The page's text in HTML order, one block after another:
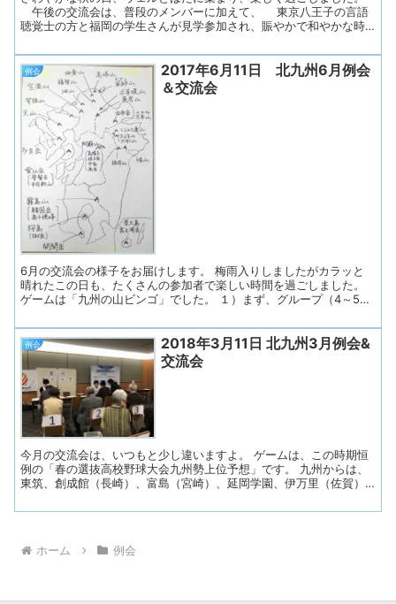
午後の交流会は、普段のメンバーに加えて、 東京八王子の言語
聴覚士の方と福岡の学生さんが見学参加され、賑やかで和やかな時
体を動かすゲームを楽しみました。 準備運動として「奇跡のスト
レッチ」でゆっくりと腕や上半身をほぐします。 そしていよい
よ「三つ子風船バレー」 机を囲むグループ（7人位）で協力し、
30秒で何回打てるかを競います。 今回は新方式「3個のゴム風
船を入れた透明ビニール袋」を打ちます。 少し重いので、結構
力を入れても高くは上がりません。 夢中になって思い切って打
って、いつの間にか大きな動きになっていました。 チームワー
クと健闘をたたえて拍手 (^_^)...
例会
2017年6月11日 北九州6月例会
＆交流会
6月の交流会の様子をお届けします。 梅雨入りしましたがカラッと
晴れたこの日も、たくさんの参加者で楽しい時間を過ごしました。
ゲームは「九州の山ビンゴ」でした。 １）まず、グループ（4～5
には思い出せません。 九州の主な山を書き入れた地図を用意して、
参考にして頂きました。 ２）８つの山を決めたら、カードに
１つずつ書きます。 ３）次に、ビンゴ用紙（縦4×横4＝16マス）の
マスの好きな場所に、 山の名前を2箇所ずつ書いて埋めていきま
す。 ４）16マス書き終えたら、8枚の山の名カードは、袋の中に集
めます。 ５）全部のグループが４）まで終えたところで、 袋に集め
た「山の名カード」を1枚ずつ、グループ代表者が順に引いていきま
す。 ６）自分達の選んだ山の名...
例会
2018年3月11日 北九州3月例会&
交流会
今月の交流会は、いつもと少し違いますよ。 ゲームは、この時期恒
例の「春の選抜高校野球大会九州勢上位予想」です。 九州からは、
東筑、創成館（長崎）、富島（宮崎）、延岡学園、伊万里（佐賀）
ったのは、地元北九州の東筑高校で23票！！ さぁ、九州勢はどこの
ョンフェアへ出掛けました。 会話パートナーさんも付き添い、皆で
ホーム 例会